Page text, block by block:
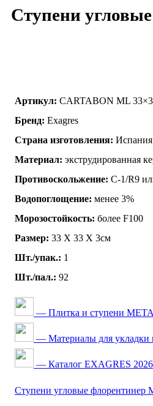
Ступени
Артикул: CARTABON ML
Бренд: Exagres
Страна изготовления: Испания
Материал: экструдированная
Противоскольжение: C-1/R9
Водопоглощение: менее 3%
Морозостойкость: более F100
Размер: 33 Х 33 X 3см
Шт./упак.: 1
Шт./пал.: 92
— Плитка и ступени
— Материалы для укладки
— Каталог EXAGRES 2026
Ступени угловые флорентинер